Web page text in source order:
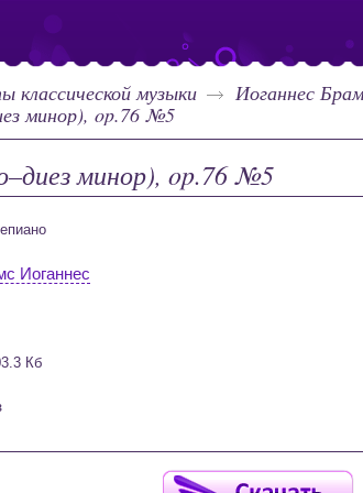
классической музыки
Иоганнес
минор), op.76 №5
минор), op.76 №5
Иоганнес
Кб